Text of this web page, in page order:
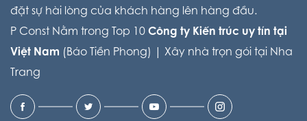
đặt sự hài lòng của khách hàng lên hàng đầu.
P Const Nằm trong Top 10 Công ty Kiến trúc uy tín tại
Việt Nam (Báo Tiền Phong) | Xây nhà trọn gói tại Nha
Trang